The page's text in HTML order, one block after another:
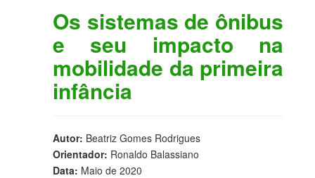
Os sistemas de ônibus
e seu impacto na
mobilidade da primeira
infância
Autor: Beatriz Gomes Rodrigues
Orientador: Ronaldo Balassiano
Data: Maio de 2020